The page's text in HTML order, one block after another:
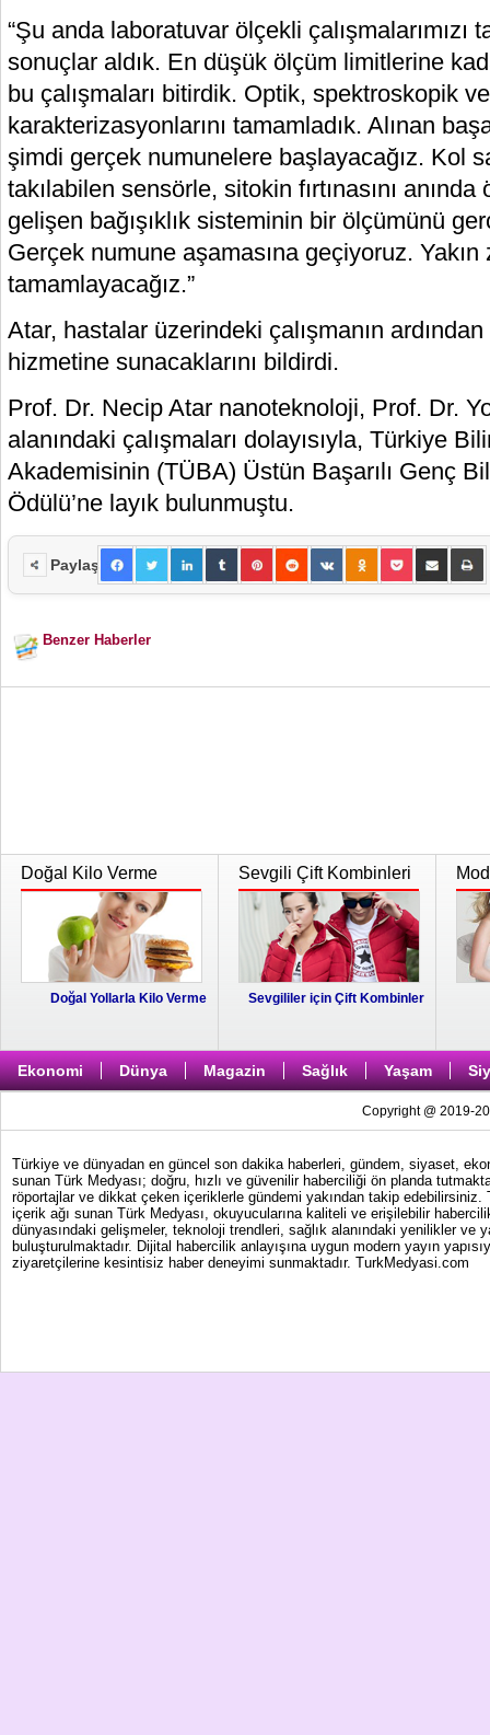
“Şu anda laboratuvar ölçekli çalışmalarımızı
sonuçlar aldık. En düşük ölçüm limitlerine
bu çalışmaları bitirdik. Optik, spektroskopik
karakterizasyonlarını tamamladık. Alınan
şimdi gerçek numunelere başlayacağız. Kol
takılabilen sensörle, sitokin fırtınasını
gelişen bağışıklık sisteminin bir ölçümünü
Gerçek numune aşamasına geçiyoruz. Yakın
tamamlayacağız.”
Atar, hastalar üzerindeki çalışmanın ardından
hizmetine sunacaklarını bildirdi.
Prof. Dr. Necip Atar nanoteknoloji, Prof. Dr.
alanındaki çalışmaları dolayısıyla, Türkiye
Akademisinin (TÜBA) Üstün Başarılı Genç
Ödülü’ne layık bulunmuştu.
Paylaş
Benzer Haberler
Doğal Kilo Verme
Doğal Yollarla Kilo Verme
Sevgili Çift Kombinleri
Sevgililer için Çift Kombinler
Ekonomi Dünya Magazin Sağlık Yaşam
Copyright @ 2019-
Türkiye ve dünyadan en güncel son dakika haberleri, gündem, siyaset,
sunan Türk Medyası; doğru, hızlı ve güvenilir haberciliği ön planda
röportajlar ve dikkat çeken içeriklerle gündemi yakından takip
içerik ağı sunan Türk Medyası, okuyucularına kaliteli ve erişilebilir
dünyasındaki gelişmeler, teknoloji trendleri, sağlık alanındaki yenilikler
buluşturulmaktadır. Dijital habercilik anlayışına uygun modern yayın
ziyaretçilerine kesintisiz haber deneyimi sunmaktadır. TurkMedyasi.com